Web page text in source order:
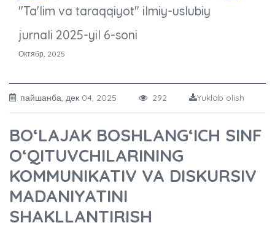
"Ta'lim va taraqqiyot" ilmiy-uslubiy
jurnali 2025-yil 6-soni
Октябр, 2025
пайшанба, дек 04, 2025 292 Yuklab olish
BO‘LAJAK BOSHLANG‘ICH SINF
O‘QITUVCHILARINING
KOMMUNIKATIV VA DISKURSIV
MADANIYATINI
SHAKLLANTIRISH